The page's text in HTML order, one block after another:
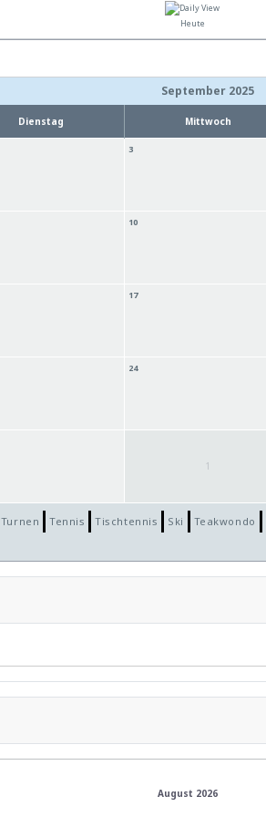
Heute
September 2025
Dienstag Mittwoch
3
10
17
24
1
Turnen Tennis Tischtennis Ski Teakwondo
August 2026